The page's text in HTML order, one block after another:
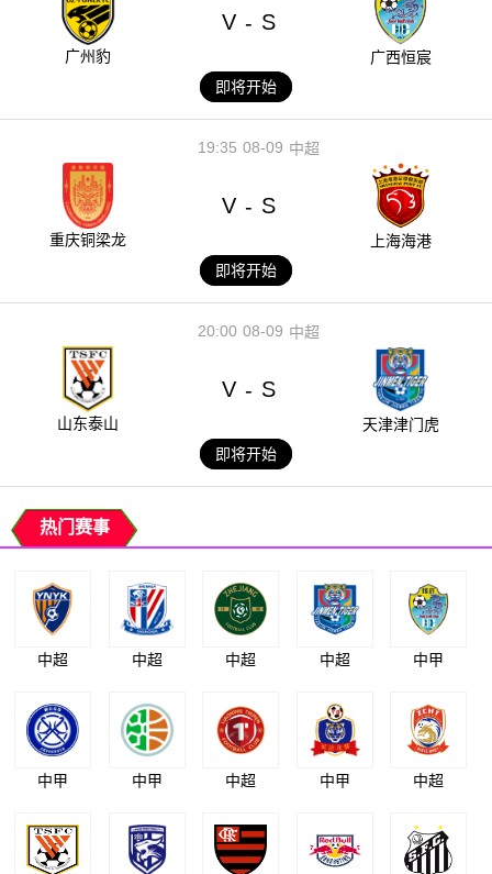
广州豹
V - S
广西恒宸
即将开始
08-09
19:35 中超
重庆铜梁龙
V - S
上海海港
即将开始
08-09
20:00 中超
山东泰山
V - S
天津津门虎
即将开始
热门赛事
中超 中超 中超 中超 中甲
中甲 中甲 中超 中甲 中超